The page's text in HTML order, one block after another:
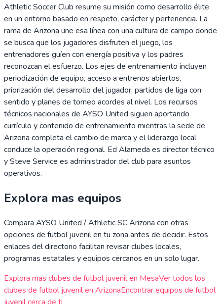
Athletic Soccer Club resume su misión como desarrollo élite
en un entorno basado en respeto, carácter y pertenencia. La
rama de Arizona une esa línea con una cultura de campo donde
se busca que los jugadores disfruten el juego, los
entrenadores guíen con energía positiva y los padres
reconozcan el esfuerzo. Los ejes de entrenamiento incluyen
periodización de equipo, acceso a entrenos abiertos,
priorización del desarrollo del jugador, partidos de liga con
sentido y planes de torneo acordes al nivel. Los recursos
técnicos nacionales de AYSO United siguen aportando
currículo y contenido de entrenamiento mientras la sede de
Arizona completa el cambio de marca y el liderazgo local
conduce la operación regional. Ed Alameda es director técnico
y Steve Service es administrador del club para asuntos
operativos.
Explora mas equipos
Compara AYSO United / Athletic SC Arizona con otras
opciones de futbol juvenil en tu zona antes de decidir. Estos
enlaces del directorio facilitan revisar clubes locales,
programas estatales y equipos cercanos en un solo lugar.
Explora mas clubes de futbol juvenil en MesaVer todos los
clubes de futbol juvenil en ArizonaEncontrar equipos de futbol